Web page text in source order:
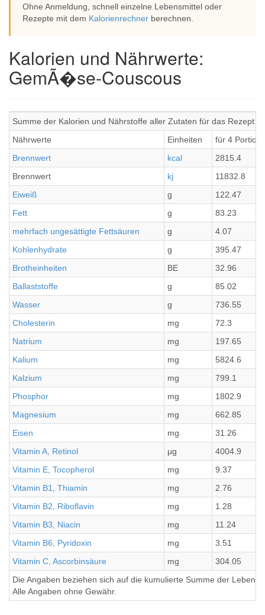
Ohne Anmeldung, schnell einzelne Lebensmittel oder
Rezepte mit dem Kalorienrechner berechnen.
Kalorien und Nährwerte:
GemÃ�se-Couscous
Summe der Kalorien und Nährstoffe aller Zutaten für das Rezept
Nährwerte
Einheiten
für 4
Brennwert
kcal
2815.4
Brennwert
kj
11832.8
Eiweiß
g
122.47
Fett
g
83.23
mehrfach ungesättigte Fettsäuren
g
4.07
Kohlenhydrate
g
395.47
Brotheinheiten
BE
32.96
Ballaststoffe
g
85.02
Wasser
g
736.55
Cholesterin
mg
72.3
Natrium
mg
197.65
Kalium
mg
5824.6
Kalzium
mg
799.1
Phosphor
mg
1802.9
Magnesium
mg
662.85
Eisen
mg
31.26
Vitamin A, Retinol
µg
4004.9
Vitamin E, Tocopherol
mg
9.37
Vitamin B1, Thiamin
mg
2.76
Vitamin B2, Riboflavin
mg
1.28
Vitamin B3, Niacin
mg
11.24
Vitamin B6, Pyridoxin
mg
3.51
Vitamin C, Ascorbinsäure
mg
304.05
Die Angaben beziehen sich auf die kumulierte Summe der
Alle Angaben ohne Gewähr.